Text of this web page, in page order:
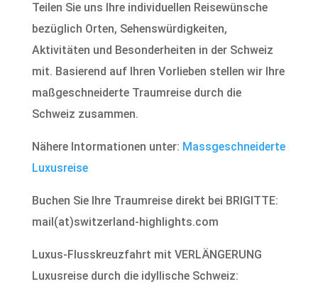
Teilen Sie uns Ihre individuellen Reisewünsche
bezüglich Orten, Sehenswürdigkeiten,
Aktivitäten und Besonderheiten in der Schweiz
mit. Basierend auf Ihren Vorlieben stellen wir Ihre
maßgeschneiderte Traumreise durch die
Schweiz zusammen.
Nähere Intormationen unter: Massgeschneiderte
Luxusreise
Buchen Sie Ihre Traumreise direkt bei BRIGITTE:
mail(at)switzerland-highlights.com
Luxus-Flusskreuzfahrt mit VERLÄNGERUNG
Luxusreise durch die idyllische Schweiz: